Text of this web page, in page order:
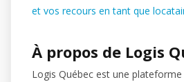
et vos recours en tant que
À propos de Logis
Logis Québec est une plateforme